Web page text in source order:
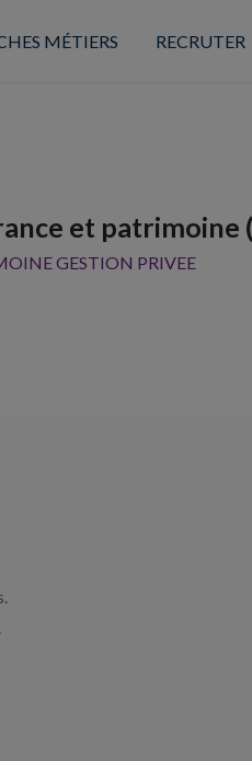
MÉTIERS RECRUTER
et patrimoine
GESTION PRIVEE